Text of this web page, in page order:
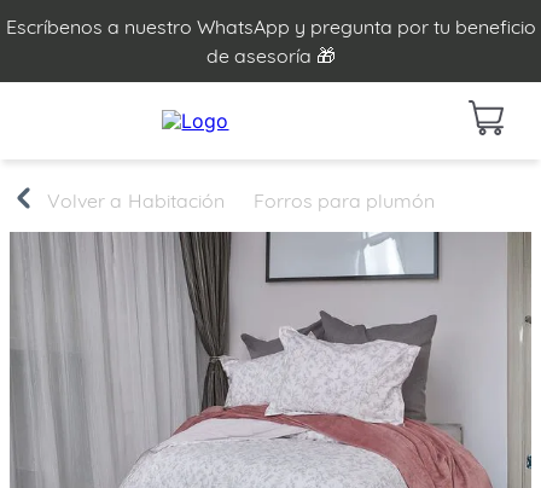
Escríbenos a nuestro WhatsApp y pregunta por tu beneficio
de asesoría 🎁
Habitación Forros para plumón